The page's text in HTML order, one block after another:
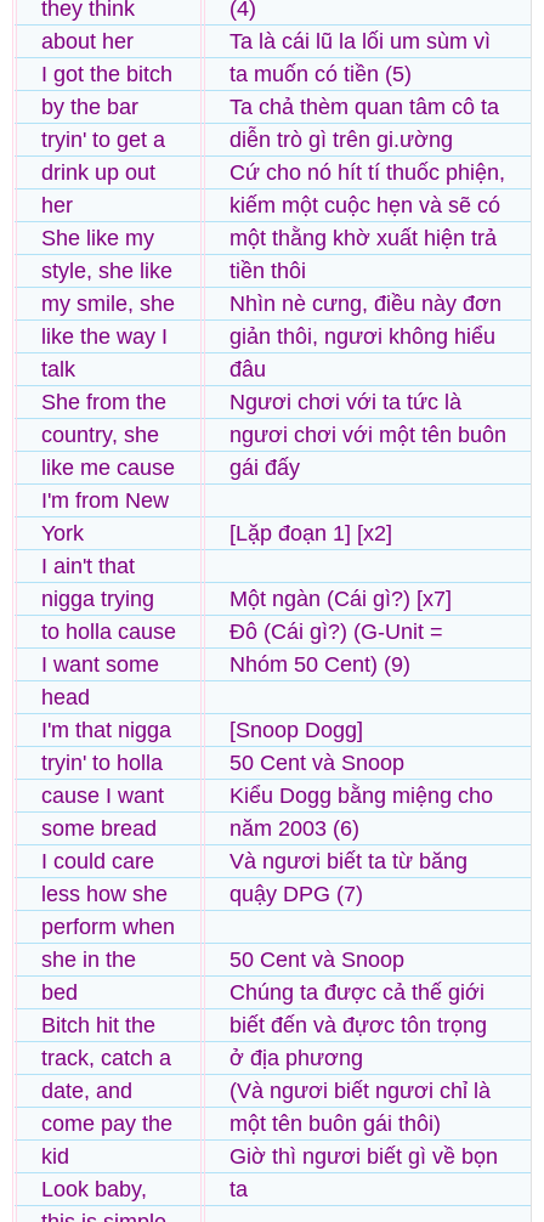
they think
about her
I got the bitch
by the bar
tryin' to get a
drink up out
her
She like my
style, she like
my smile, she
like the way I
talk
She from the
country, she
like me cause
I'm from New
York
I ain't that
nigga trying
to holla cause
I want some
head
I'm that nigga
tryin' to holla
cause I want
some bread
I could care
less how she
perform when
she in the
bed
Bitch hit the
track, catch a
date, and
come pay the
kid
Look baby,
(4)
Ta là cái lũ la lối um sùm vì
ta muốn có tiền (5)
Ta chả thèm quan tâm cô ta
diễn trò gì trên gi.ường
Cứ cho nó hít tí thuốc phiện,
kiếm một cuộc hẹn và sẽ có
một thằng khờ xuất hiện trả
tiền thôi
Nhìn nè cưng, điều này đơn
giản thôi, ngươi không hiểu
đâu
Ngươi chơi với ta tức là
ngươi chơi với một tên buôn
gái đấy
[Lặp đoạn 1] [x2]
Một ngàn (Cái gì?) [x7]
Đô (Cái gì?) (G-Unit =
Nhóm 50 Cent) (9)
[Snoop Dogg]
50 Cent và Snoop
Kiểu Dogg bằng miệng cho
năm 2003 (6)
Và ngươi biết ta từ băng
quậy DPG (7)
50 Cent và Snoop
Chúng ta được cả thế giới
biết đến và đựơc tôn trọng
ở địa phương
(Và ngươi biết ngươi chỉ là
một tên buôn gái thôi)
Giờ thì ngươi biết gì về bọn
ta